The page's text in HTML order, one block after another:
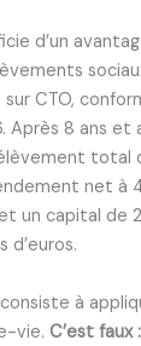
d’un
sur CTO,
Après 8 ans et
total
net à
et un capital
d’euros.
à
vie.C’est